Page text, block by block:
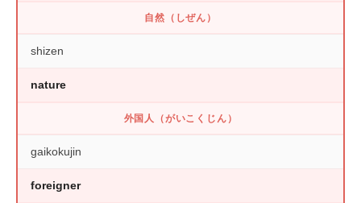
自然（しぜん）
shizen
nature
外国人（がいこくじん）
gaikokujin
foreigner